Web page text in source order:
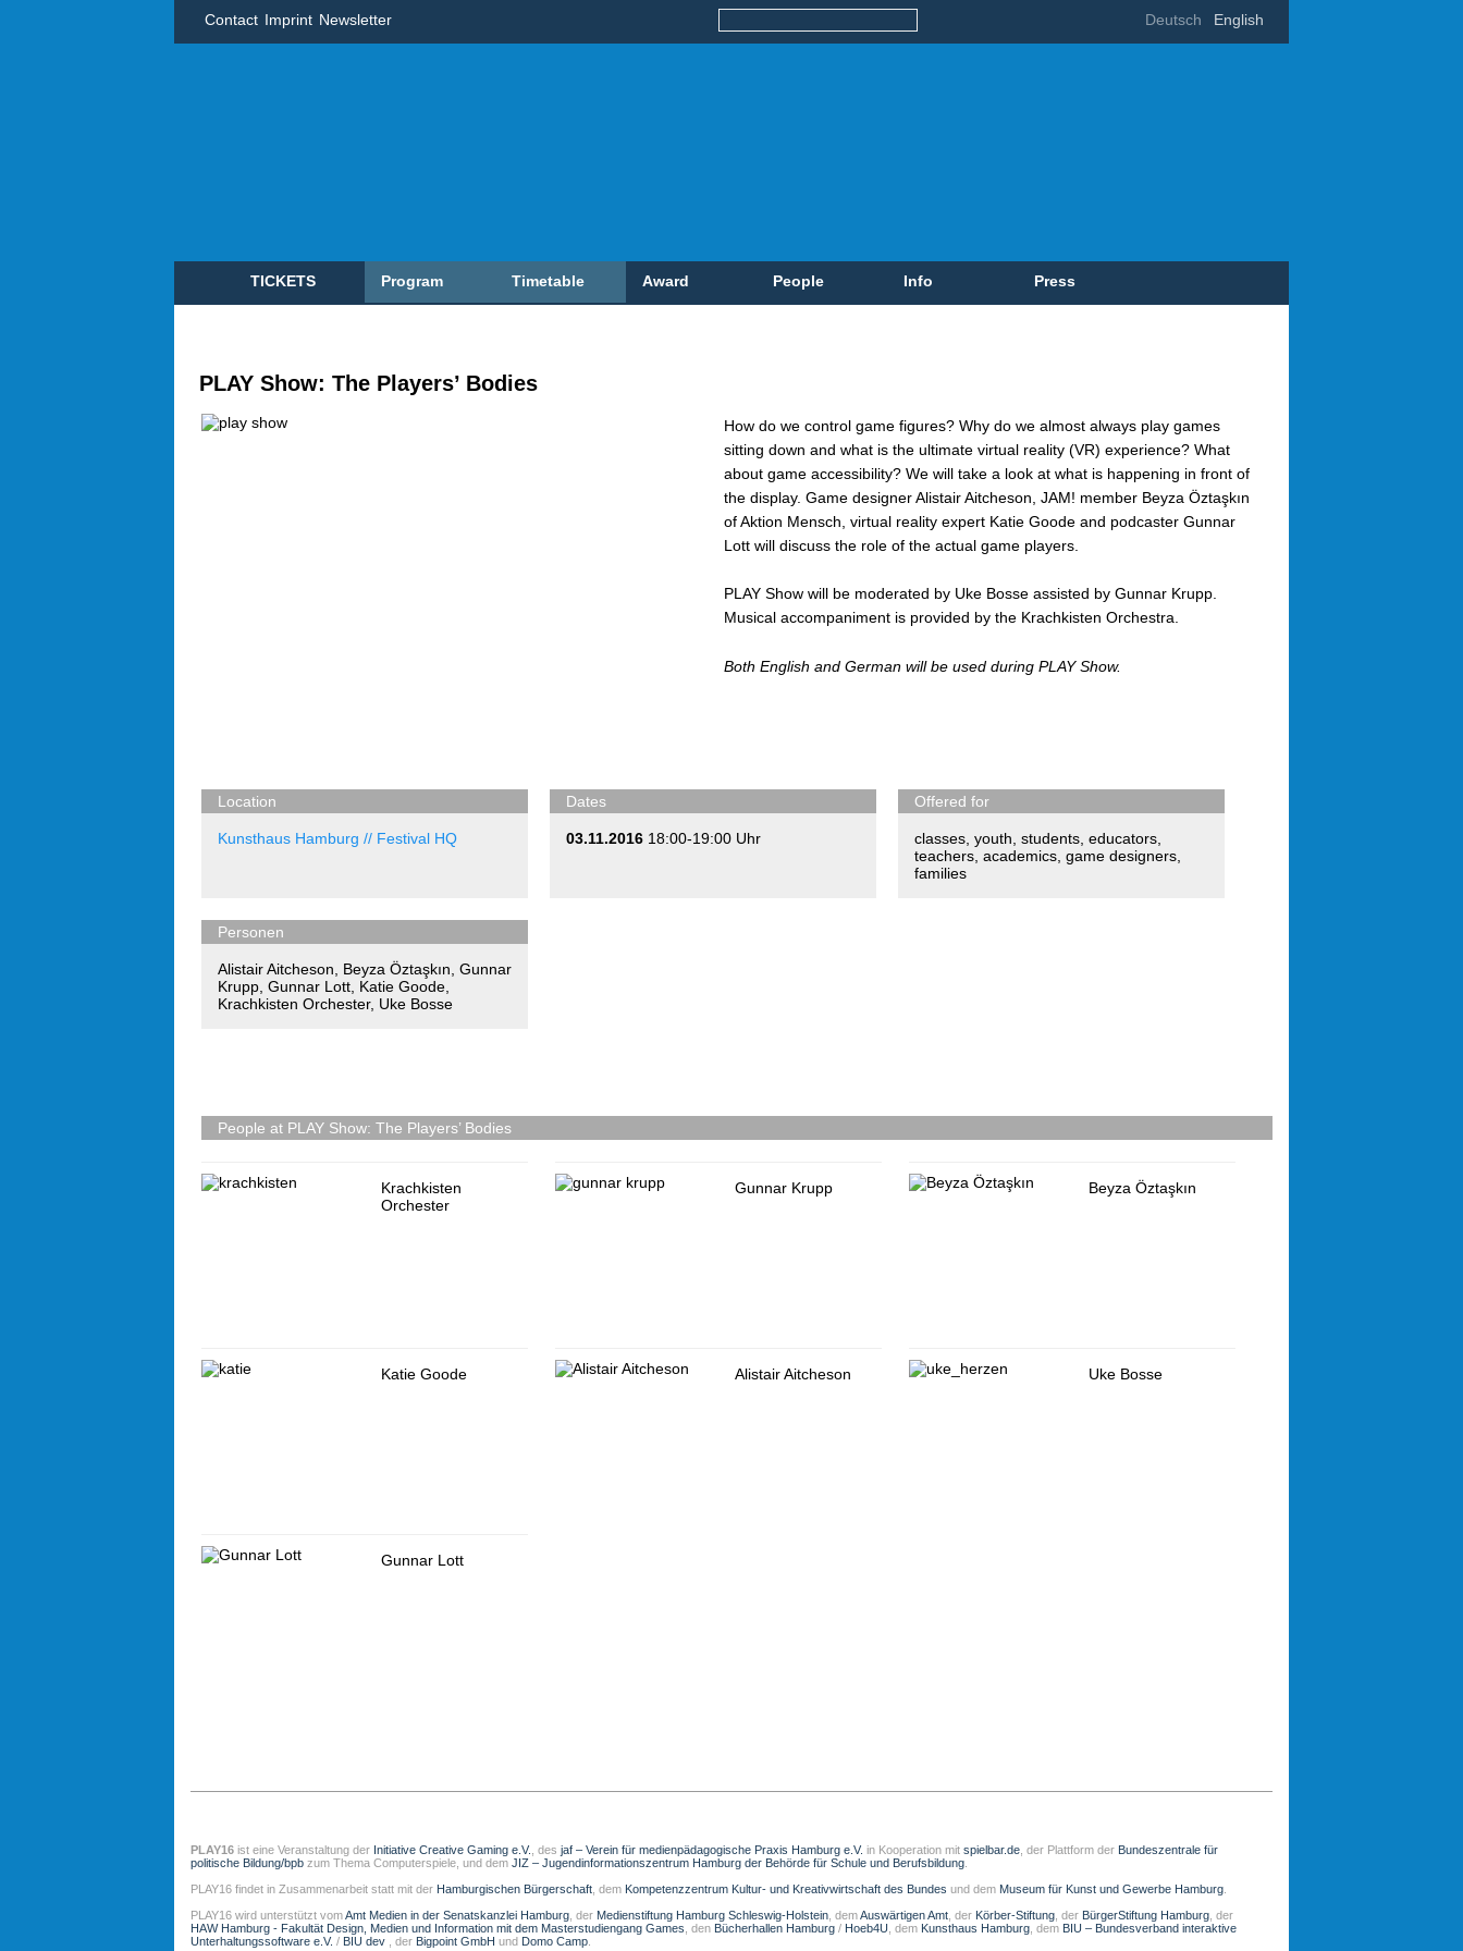
Deutsch English
Contact Imprint Newsletter
TICKETS Program Timetable Award People Info Press
PLAY Show: The Players’ Bodies
How do we control game figures? Why do we almost always play games
sitting down and what is the ultimate virtual reality (VR) experience? What
about game accessibility? We will take a look at what is happening in front of
the display. Game designer Alistair Aitcheson, JAM! member Beyza Öztaşkın
of Aktion Mensch, virtual reality expert Katie Goode and podcaster Gunnar
Lott will discuss the role of the actual game players.
PLAY Show will be moderated by Uke Bosse assisted by Gunnar Krupp.
Musical accompaniment is provided by the Krachkisten Orchestra.
Both English and German will be used during PLAY Show.
Location
Kunsthaus Hamburg // Festival HQ
Dates
03.11.2016 18:00-19:00 Uhr
Offered for
classes youth students educators
teachers academics game designers
families
Personen
Alistair Aitcheson Beyza Öztaşkın Gunnar
Krupp Gunnar Lott Katie Goode
Krachkisten Orchester, Uke Bosse
People at PLAY Show: The Players’ Bodies
Krachkisten
Orchester
Gunnar Krupp Beyza Öztaşkın
Katie Goode Alistair Aitcheson Uke Bosse
Gunnar Lott
PLAY16 ist eine Veranstaltung der Initiative Creative Gaming e.V. , des jaf – Verein für medienpädagogische Praxis Hamburg e.V. in Kooperation mit spielbar.de , der Plattform der Bundeszentrale für
politische Bildung/bpb zum Thema Computerspiele, und dem JIZ – Jugendinformationszentrum Hamburg der Behörde für Schule und Berufsbildung
PLAY16 findet in Zusammenarbeit statt mit der Hamburgischen Bürgerschaft , dem Kompetenzzentrum Kultur- und Kreativwirtschaft des Bundes und dem Museum für Kunst und Gewerbe Hamburg
PLAY16 wird unterstützt vomAmt Medien in der Senatskanzlei Hamburg , der Medienstiftung Hamburg Schleswig-Holstein , demAuswärtigen Amt , der Körber-Stiftung , der BürgerStiftung Hamburg , der
HAW Hamburg - Fakultät Design, Medien und Information mit dem Masterstudiengang Games , den Bücherhallen Hamburg / Hoeb4U , dem Kunsthaus Hamburg , dem BIU – Bundesverband interaktive
Unterhaltungssoftware e.V. / BIU dev , der Bigpoint GmbH und Domo Camp